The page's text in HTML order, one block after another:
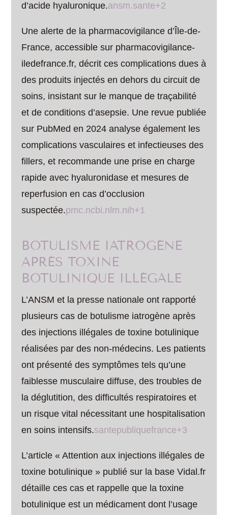
d’acide hyaluronique.ansm.sante+2
Une alerte de la pharmacovigilance d’Île-de-
France, accessible sur pharmacovigilance-
iledefrance.fr, décrit ces complications dues à
des produits injectés en dehors du circuit de
soins, insistant sur le manque de traçabilité
et de conditions d’asepsie. Une revue publiée
sur PubMed en 2024 analyse également les
complications vasculaires et infectieuses des
fillers, et recommande une prise en charge
rapide avec hyaluronidase et mesures de
reperfusion en cas d’occlusion
suspectée.pmc.ncbi.nlm.nih+1
BOTULISME IATROGÈNE
APRÈS TOXINE
BOTULINIQUE ILLÉGALE
L’ANSM et la presse nationale ont rapporté
plusieurs cas de botulisme iatrogène après
des injections illégales de toxine botulinique
réalisées par des non-médecins. Les patients
ont présenté des symptômes tels qu’une
faiblesse musculaire diffuse, des troubles de
la déglutition, des difficultés respiratoires et
un risque vital nécessitant une hospitalisation
en soins intensifs.santepubliquefrance+3
L’article « Attention aux injections illégales de
toxine botulinique » publié sur la base Vidal.fr
détaille ces cas et rappelle que la toxine
botulinique est un médicament dont l’usage